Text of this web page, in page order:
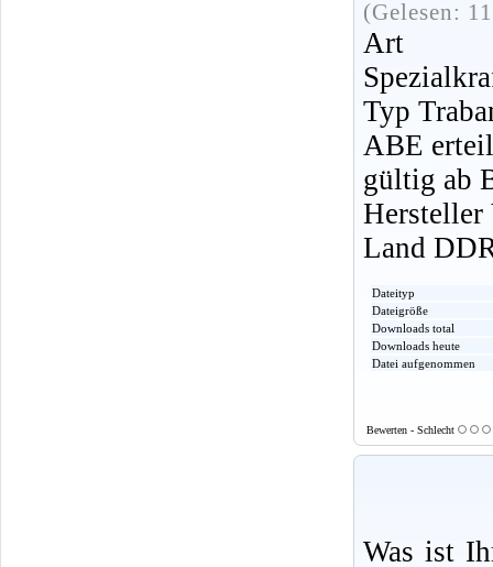
(Gelesen:
Art
Typ
ABE
gültig ab
Land
Dateityp
Dateigröße
Downloads total
Downloads heute
Datei aufgenommen
Bewerten - Schlecht
Was ist